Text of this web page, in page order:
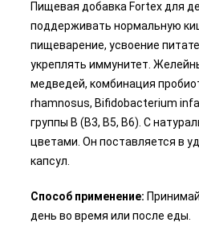
Пищевая добавка Fortex для
поддерживать нормальную
пищеварение, усвоение
укреплять иммунитет.
медведей, комбинация
rhamnosus, Bifidobacterium
группы B (B3, B5, B6). С
цветами. Он поставляется в
капсул.
Способ применение:
день во время или после еды.